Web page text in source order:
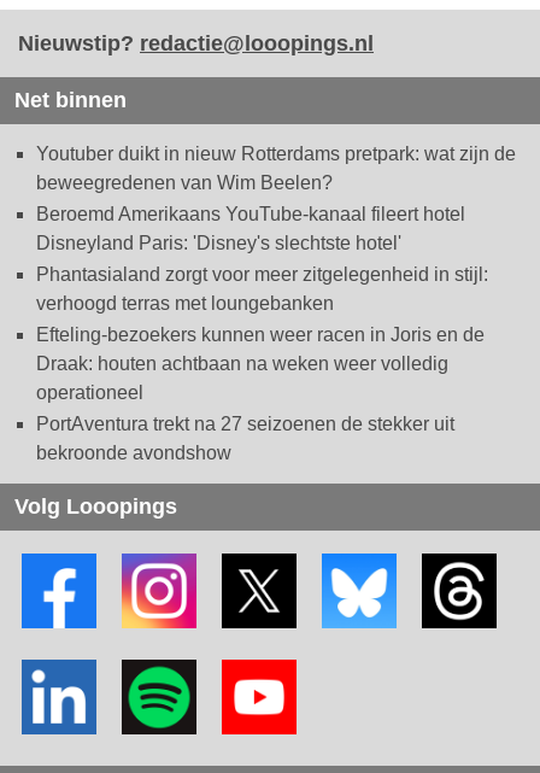
Nieuwstip? redactie@looopings.nl
Net binnen
Youtuber duikt in nieuw Rotterdams pretpark: wat zijn de
beweegredenen van Wim Beelen?
Beroemd Amerikaans YouTube-kanaal fileert hotel
Disneyland Paris: 'Disney's slechtste hotel'
Phantasialand zorgt voor meer zitgelegenheid in stijl:
verhoogd terras met loungebanken
Efteling-bezoekers kunnen weer racen in Joris en de
Draak: houten achtbaan na weken weer volledig
operationeel
PortAventura trekt na 27 seizoenen de stekker uit
bekroonde avondshow
Volg Looopings